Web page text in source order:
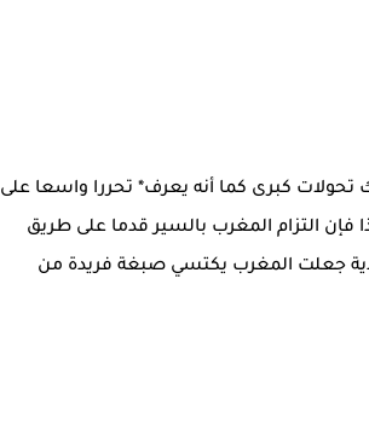
تحولات كبرى كما أنه يعرف* تحررا واسعا على
فإن التزام المغرب بالسير قدما على طريق
جعلت المغرب يكتسي صبغة فريدة من